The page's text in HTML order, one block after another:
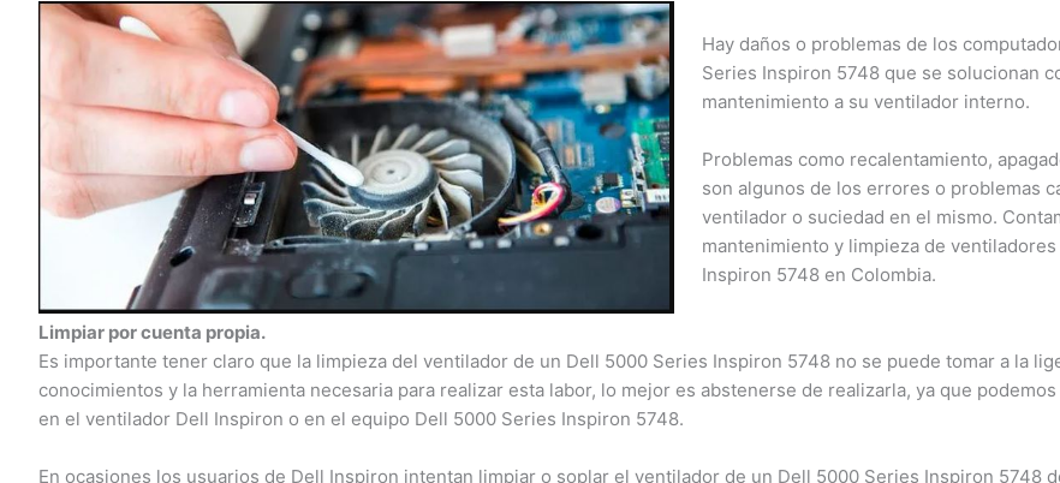
Hay daños o problemas de los
Series Inspiron 5748 que se solucionan
mantenimiento a su ventilador interno.
Problemas como recalentamiento,
son algunos de los errores o problemas
ventilador o suciedad en el mismo.
mantenimiento y limpieza de ventiladores
Inspiron 5748 en Colombia.
Limpiar por cuenta propia.
Es importante tener claro que la limpieza del ventilador de un Dell 5000 Series Inspiron 5748 no se puede tomar a la
conocimientos y la herramienta necesaria para realizar esta labor, lo mejor es abstenerse de realizarla, ya que podemos
en el ventilador Dell Inspiron o en el equipo Dell 5000 Series Inspiron 5748.
En ocasiones los usuarios de Dell Inspiron intentan limpiar o soplar el ventilador de un Dell 5000 Series Inspiron 5748